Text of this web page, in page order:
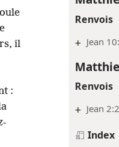
Renvois
+ Jean
Renvois
+ Jean
Index
il
: